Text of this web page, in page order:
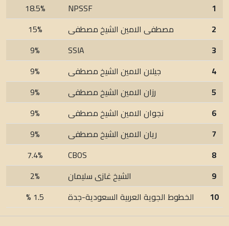
1
NPSSF
18.5%
2
مصطفى الامين الشيخ مصطفى
15%
3
SSIA
9%
4
جيلان الامين الشيخ مصطفى
9%
5
رزان الامين الشيخ مصطفى
9%
6
نجوان الامين الشيخ مصطفى
9%
7
ريان الامين الشيخ مصطفى
9%
8
CBOS
7.4%
9
الشيخ غازى سليمان
2%
10
الخطوط الجوية العربية السعودية-جدة 1.5 %